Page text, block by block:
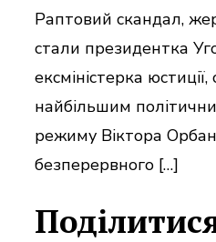
Раптовий скандал,
стали президентка
ексміністерка
найбільшим
режиму Віктора
безперервного […]